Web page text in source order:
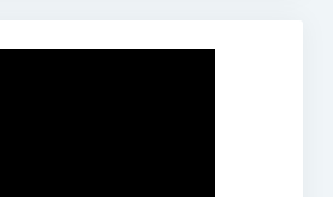
2019.